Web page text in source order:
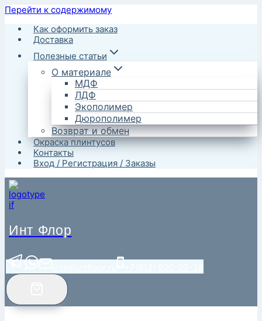
Перейти к содержимому
Как оформить заказ
Доставка
Полезные статьи
О материале
МДФ
ЛДФ
Экополимер
Дюрополимер
Возврат и обмен
Окраска плинтусов
Контакты
Вход / Регистрация / Заказы
Инт Флор